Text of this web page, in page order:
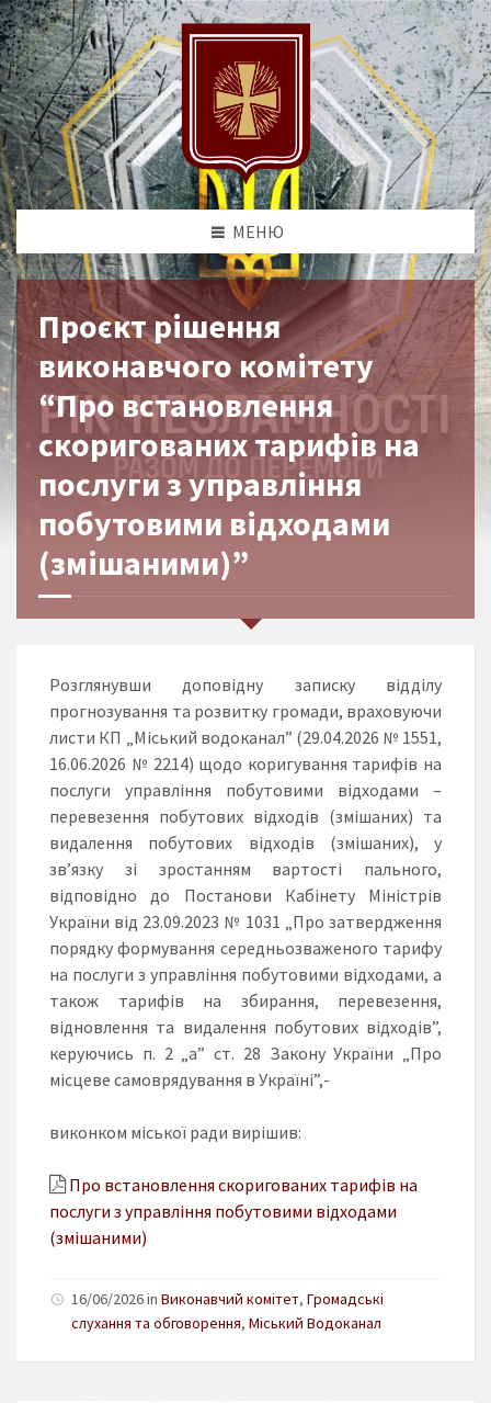
МЕНЮ
Проєкт рішення
виконавчого комітету
“Про встановлення
скоригованих тарифів на
послуги з управління
побутовими відходами
(змішаними)”
Розглянувши доповідну записку відділу
прогнозування та розвитку громади, враховуючи
листи КП „Міський водоканал” (29.04.2026 № 1551,
16.06.2026 № 2214) щодо коригування тарифів на
послуги управління побутовими відходами –
перевезення побутових відходів (змішаних) та
видалення побутових відходів (змішаних), у
зв’язку зі зростанням вартості пального,
відповідно до Постанови Кабінету Міністрів
України від 23.09.2023 № 1031 „Про затвердження
порядку формування середньозваженого тарифу
на послуги з управління побутовими відходами, а
також тарифів на збирання, перевезення,
відновлення та видалення побутових відходів”,
керуючись п. 2 „а” ст. 28 Закону України „Про
місцеве самоврядування в Україні”,-
виконком міської ради вирішив:
Про встановлення скоригованих тарифів на
послуги з управління побутовими відходами
(змішаними)
16/06/2026 in Виконавчий комітет, Громадські
слухання та обговорення, Міський Водоканал